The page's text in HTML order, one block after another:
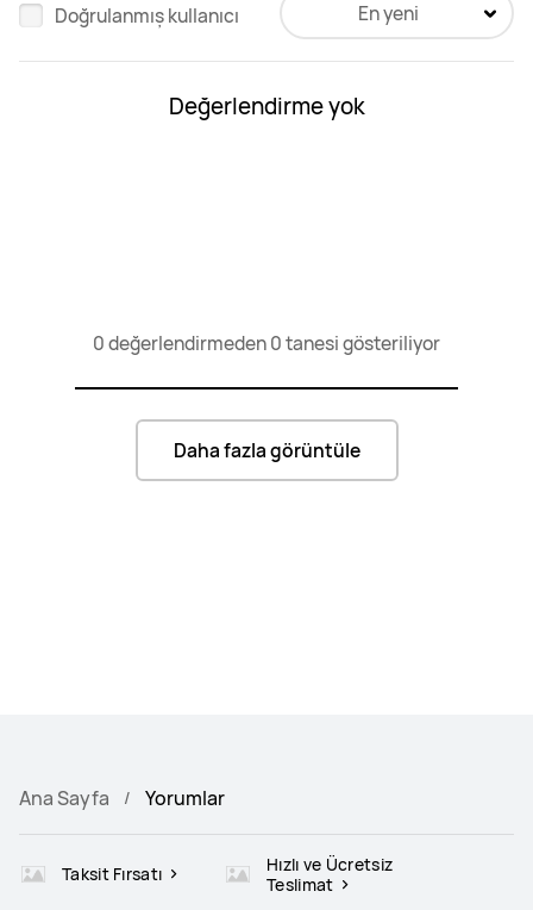
Doğrulanmış kullanıcı En yeni
Değerlendirme yok
0 değerlendirmeden 0 tanesi gösteriliyor
Daha fazla görüntüle
Ana Sayfa Yorumlar
Taksit Fırsatı
Hızlı ve Ücretsiz
Teslimat